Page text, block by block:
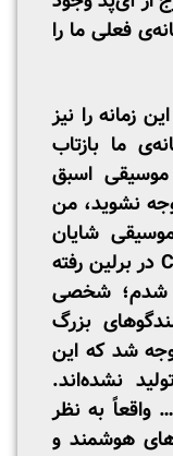
فعلی ما را
زمانه را نیز
ما بازتاب
اسبق
نشوید، من
شایان
توجه است: وقتی به جشنوارۀ CTM در برلین رفته
شدم؛ شخصی
بزرگ
شد که این
نشده‌اند.
واقعاً به نظر
هوشمند و